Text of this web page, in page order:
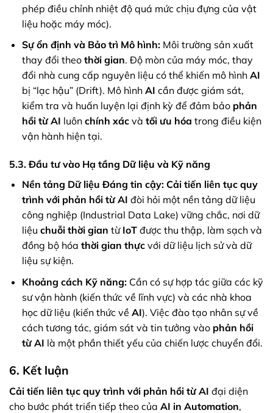
phép điều chỉnh nhiệt độ quá mức chịu đựng của vật
liệu hoặc máy móc).
Sự ổn định và Bảo trì Mô hình:Môi trường sản xuất
thay đổi theo thời gian. Độ mòn của máy móc, thay
đổi nhà cung cấp nguyên liệu có thể khiến mô hình AI
bị “lạc hậu” (Drift). Mô hình AI cần được giám sát,
kiểm tra và huấn luyện lại định kỳ để đảm bảo phản
hồi từ AI luôn chính xácvà tối ưu hóa trong điều kiện
vận hành hiện tại.
5.3. Đầu tư vào Hạ tầng Dữ liệu và Kỹ năng
Nền tảng Dữ liệu Đáng tin cậy: Cải tiến liên tục quy
trình với phản hồi từ AI đòi hỏi một nền tảng dữ liệu
công nghiệp (Industrial Data Lake) vững chắc, nơi dữ
liệu chuỗi thời gian từ IoTđược thu thập, làm sạch và
đồng bộ hóa thời gian thựcvới dữ liệu lịch sử và dữ
liệu sự kiện.
Khoảng cách Kỹ năng:Cần có sự hợp tác giữa các kỹ
sư vận hành (kiến thức về lĩnh vực) và các nhà khoa
học dữ liệu (kiến thức về AI). Việc đào tạo nhân sự về
cách tương tác, giám sát và tin tưởng vào phản hồi
từ AI là một phần thiết yếu của chiến lược chuyển đổi.
6. Kết luận
Cải tiến liên tục quy trình với phản hồi từ AI đại diện
cho bước phát triển tiếp theo của AI in Automation,